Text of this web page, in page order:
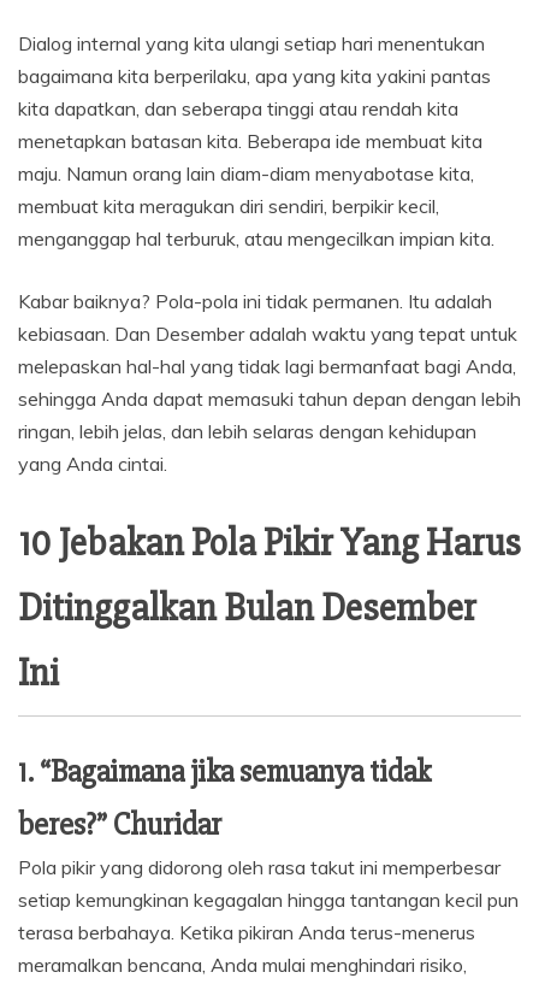
Dialog internal yang kita ulangi setiap hari menentukan
bagaimana kita berperilaku, apa yang kita yakini pantas
kita dapatkan, dan seberapa tinggi atau rendah kita
menetapkan batasan kita. Beberapa ide membuat kita
maju. Namun orang lain diam-diam menyabotase kita,
membuat kita meragukan diri sendiri, berpikir kecil,
menganggap hal terburuk, atau mengecilkan impian kita.
Kabar baiknya? Pola-pola ini tidak permanen. Itu adalah
kebiasaan. Dan Desember adalah waktu yang tepat untuk
melepaskan hal-hal yang tidak lagi bermanfaat bagi Anda,
sehingga Anda dapat memasuki tahun depan dengan lebih
ringan, lebih jelas, dan lebih selaras dengan kehidupan
yang Anda cintai.
10 Jebakan Pola Pikir Yang Harus
Ditinggalkan Bulan Desember
Ini
1. “Bagaimana jika semuanya tidak
beres?” Churidar
Pola pikir yang didorong oleh rasa takut ini memperbesar
setiap kemungkinan kegagalan hingga tantangan kecil pun
terasa berbahaya. Ketika pikiran Anda terus-menerus
meramalkan bencana, Anda mulai menghindari risiko,